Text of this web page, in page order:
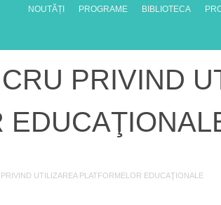
NOUTĂȚI PROGRAME BIBLIOTECA
PRIVIND
UTILIZAREA PLATFORMELOR EDUCAŢIONALE